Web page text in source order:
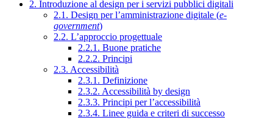
2. Introduzione al design per i servizi pubblici digitali
2.1. Design per l’amministrazione digitale (e-
government)
2.2. L’approccio progettuale
2.2.1. Buone pratiche
2.2.2. Principi
2.3. Accessibilità
2.3.1. Definizione
2.3.2. Accessibilità by design
2.3.3. Principi per l’accessibilità
2.3.4. Linee guida e criteri di successo